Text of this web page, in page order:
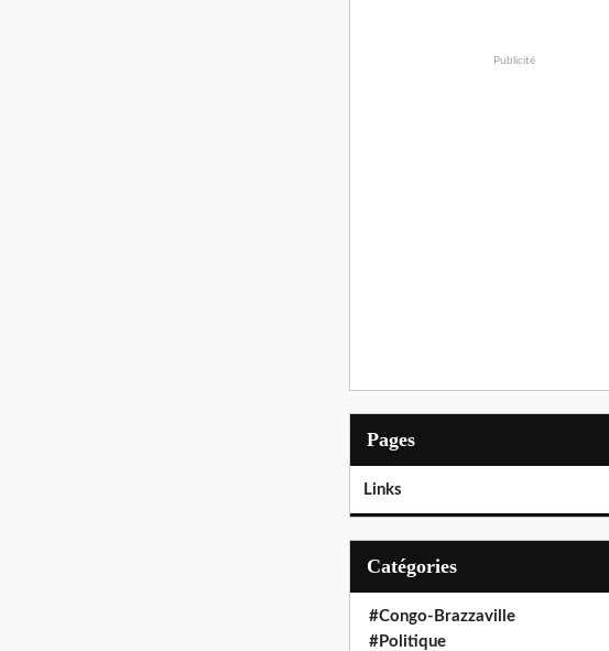
Publicité
Pages
Links
Catégories
#Congo-Brazzaville
#Politique